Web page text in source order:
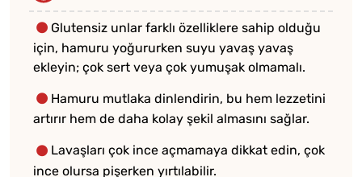
Glutensiz unlar farklı özelliklere sahip olduğu
için, hamuru yoğururken suyu yavaş yavaş
ekleyin; çok sert veya çok yumuşak olmamalı.
Hamuru mutlaka dinlendirin, bu hem lezzetini
artırır hem de daha kolay şekil almasını sağlar.
Lavaşları çok ince açmamaya dikkat edin, çok
ince olursa pişerken yırtılabilir.